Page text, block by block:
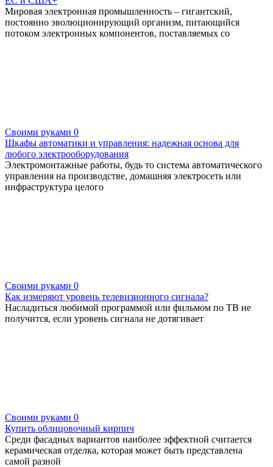
Мировая электронная промышленность – гигантский,
постоянно эволюционирующий организм, питающийся
потоком электронных компонентов, поставляемых со
Своими руками 0
Шкафы автоматики и управления: надежная основа для
любого электрооборудования
Электромонтажные работы, будь то система автоматического
управления на производстве, домашняя электросеть или
инфраструктура целого
Своими руками 0
Как измеряют уровень телевизионного сигнала?
Насладиться любимой программой или фильмом по ТВ не
получится, если уровень сигнала не дотягивает
Своими руками 0
Купить облицовочный кирпич
Среди фасадных вариантов наиболее эффектной считается
керамическая отделка, которая может быть представлена
самой разной